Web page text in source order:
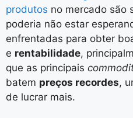
produtos no mercado são
poderia não estar
enfrentadas para obter
e rentabilidade,
que as principais
batem preços recordes,
de lucrar mais.